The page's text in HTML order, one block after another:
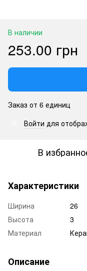
В наличии
253.00 грн
Заказ от 6 единиц
Войти для
В
Характеристики
Ширина
26
Высота
3
Материал
Описание